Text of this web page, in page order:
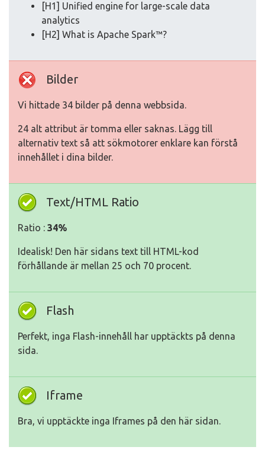
[H1] Unified engine for large-scale data
analytics
[H2] What is Apache Spark™?
Bilder
Vi hittade 34 bilder på denna webbsida.
24 alt attribut är tomma eller saknas. Lägg till
alternativ text så att sökmotorer enklare kan förstå
innehållet i dina bilder.
Text/HTML Ratio
Ratio : 34%
Idealisk! Den här sidans text till HTML-kod
förhållande är mellan 25 och 70 procent.
Flash
Perfekt, inga Flash-innehåll har upptäckts på denna
sida.
Iframe
Bra, vi upptäckte inga Iframes på den här sidan.